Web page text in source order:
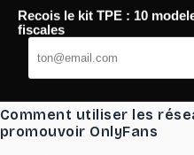
Passer
contenu
TaqTaq
Comment utiliser les
promouvoir OnlyFans
Recois le kit TPE : 10
fiscales